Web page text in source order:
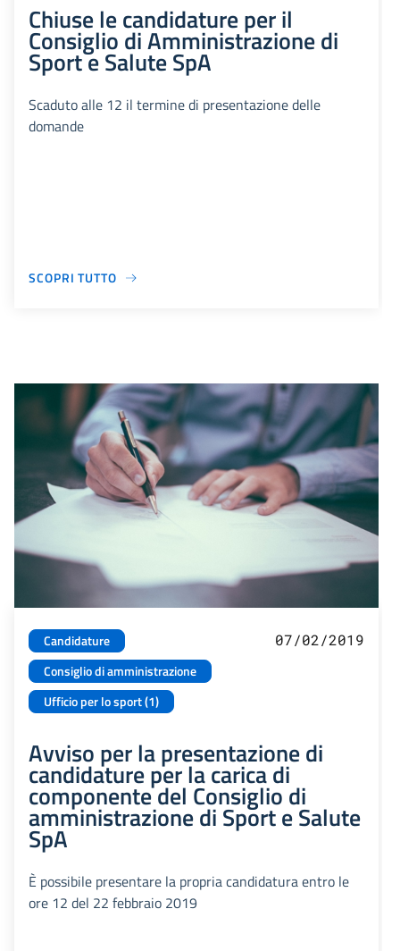
Chiuse le candidature per il
Consiglio di Amministrazione di
Sport e Salute SpA
Scaduto alle 12 il termine di presentazione delle
domande
SCOPRI TUTTO
Candidature
Consiglio di amministrazione
Ufficio per lo sport (1)
07/02/2019
Avviso per la presentazione di
candidature per la carica di
componente del Consiglio di
amministrazione di Sport e Salute
SpA
È possibile presentare la propria candidatura entro le
ore 12 del 22 febbraio 2019